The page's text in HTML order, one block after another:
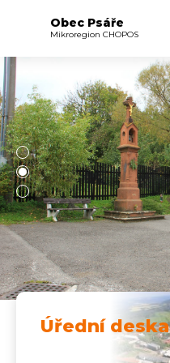
Obec Psáře
Mikroregion CHOPOS
Úřední deska